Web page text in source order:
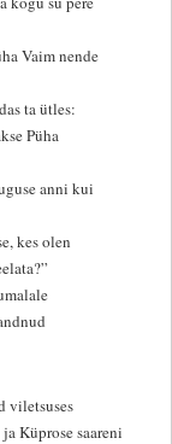
Vaim nende
ta ütles:
Püha
anni kui
kes olen
viletsuses
Küprose saareni